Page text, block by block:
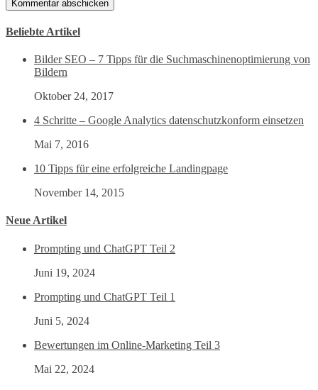
Beliebte Artikel
Bilder SEO – 7 Tipps für die Suchmaschinenoptimierung von
Bildern
Oktober 24, 2017
4 Schritte – Google Analytics datenschutzkonform einsetzen
Mai 7, 2016
10 Tipps für eine erfolgreiche Landingpage
November 14, 2015
Neue Artikel
Prompting und ChatGPT Teil 2
Juni 19, 2024
Prompting und ChatGPT Teil 1
Juni 5, 2024
Bewertungen im Online-Marketing Teil 3
Mai 22, 2024